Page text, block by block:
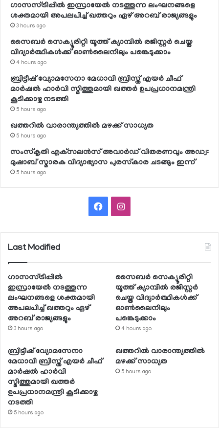
ഗാസസ്ട്രിപ്പില്‍ ഇസ്രായേല്‍ നടത്തുന്ന ലംഘനങ്ങളെ
ശക്തമായി അപലപിച്ച് ഖത്തറും ഏഴ് അറബ് രാജ്യങ്ങളും
3 hours ago
സൈബര്‍ സെക്യൂരിറ്റി യൂത്ത് ക്യാമ്പില്‍ രജിസ്റ്റര്‍ ചെയ്ത
വിദ്യാര്‍ത്ഥികള്‍ക്ക് ഓണ്‍ലൈനിലും പങ്കെടുക്കാം
4 hours ago
ബ്രിട്ടീഷ് വ്യോമസേനാ മേധാവി ബ്രിസ്ത് എയര്‍ ചീഫ്
മാര്‍ഷല്‍ ഹാര്‍വി സ്മിത്തുമായി ഖത്തര്‍ ഉപപ്രധാനമന്ത്രി
കൂടിക്കാഴ്ച നടത്തി
5 hours ago
ഖത്തറില്‍ വാരാന്ത്യത്തില്‍ മഴക്ക് സാധ്യത
5 hours ago
സംസ്‌കൃതി എക്‌സലന്‍സ് അവാര്‍ഡ് വിതരണവും അഡ്വ:
മുഷാബ് സ്മാരക വിദ്യാഭ്യാസ പുരസ്‌കാര ചടങ്ങും ഇന്ന്
5 hours ago
FacebookInstagram
Last Modified
ഗാസസ്ട്രിപ്പില്‍
ഇസ്രായേല്‍ നടത്തുന്ന
ലംഘനങ്ങളെ ശക്തമായി
അപലപിച്ച് ഖത്തറും ഏഴ്
അറബ് രാജ്യങ്ങളും
3 hours ago
സൈബര്‍ സെക്യൂരിറ്റി
യൂത്ത് ക്യാമ്പില്‍ രജിസ്റ്റര്‍
ചെയ്ത വിദ്യാര്‍ത്ഥികള്‍ക്ക്
ഓണ്‍ലൈനിലും
പങ്കെടുക്കാം
4 hours ago
ബ്രിട്ടീഷ് വ്യോമസേനാ
മേധാവി ബ്രിസ്ത് എയര്‍ ചീഫ്
മാര്‍ഷല്‍ ഹാര്‍വി
സ്മിത്തുമായി ഖത്തര്‍
ഉപപ്രധാനമന്ത്രി കൂടിക്കാഴ്ച
നടത്തി
5 hours ago
ഖത്തറില്‍ വാരാന്ത്യത്തില്‍
മഴക്ക് സാധ്യത
5 hours ago